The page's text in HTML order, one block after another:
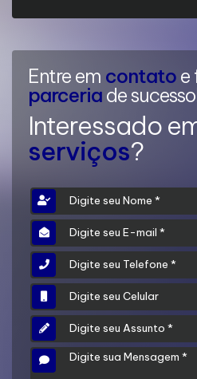
Entre em contato e
parceria de
Interessado
serviços?